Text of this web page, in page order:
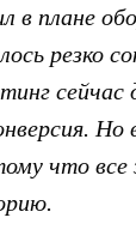
в плане
резко
Но
что все